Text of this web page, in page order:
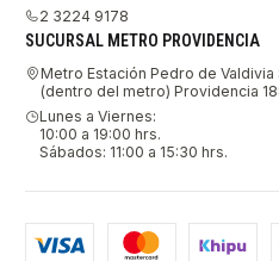
2 3224 9178
SUCURSAL METRO PROVIDENCIA
Metro Estación Pedro de Valdivia
(dentro del metro) Providencia
Lunes a Viernes:
10:00 a 19:00 hrs.
Sábados: 11:00 a 15:30 hrs.